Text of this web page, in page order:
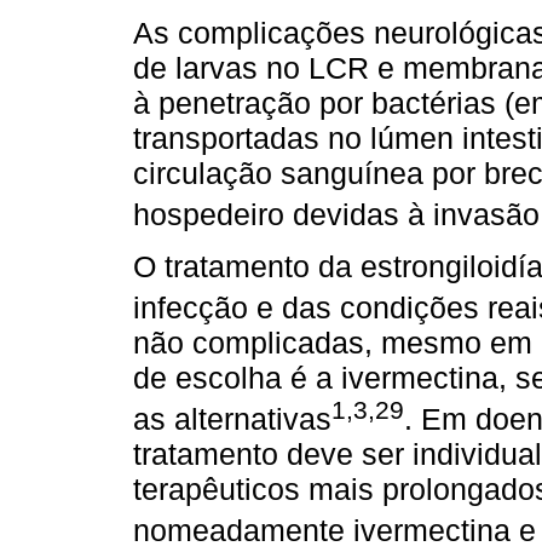
As complicações
de larvas no LCR e
à penetração por bactérias
transportadas no lúmen
circulação sanguínea por
hospedeiro devidas à
O tratamento da
infecção e das condições
não complicadas, mesmo
de escolha é a ivermectina,
as alternativas1,3,29. Em
tratamento deve ser
terapêuticos mais
nomeadamente ivermectina